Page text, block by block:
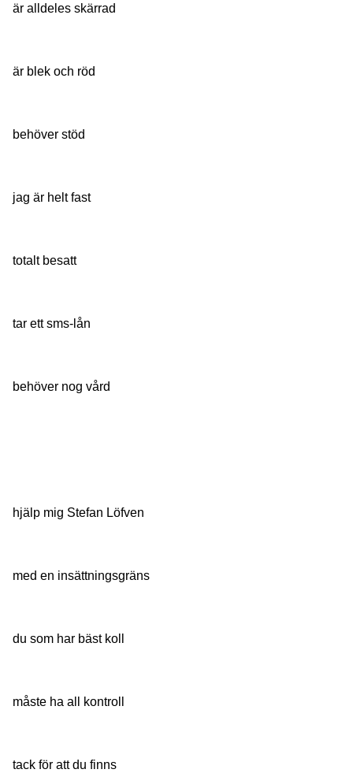
är alldeles skärrad
är blek och röd
behöver stöd
jag är helt fast
totalt besatt
tar ett sms-lån
behöver nog vård
hjälp mig Stefan Löfven
med en insättningsgräns
du som har bäst koll
måste ha all kontroll
tack för att du finns